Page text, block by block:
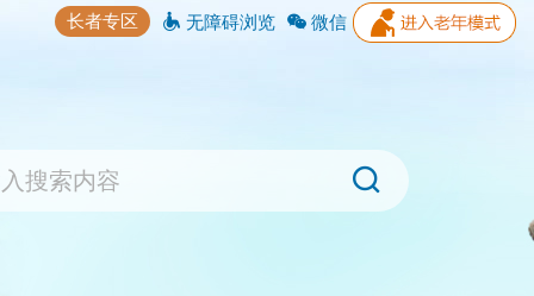
长者专区 无障碍浏览 微信